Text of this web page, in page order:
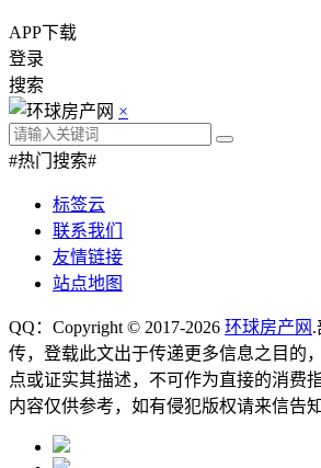
APP下载
登录
搜索
×
#热门搜索#
标签云
联系我们
友情链接
站点地图
QQ：Copyright © 2017-2026 环球房产网 .
传，登载此文出于传递更多信息之目的
点或证实其描述，不可作为直接的消费
内容仅供参考，如有侵犯版权请来信告